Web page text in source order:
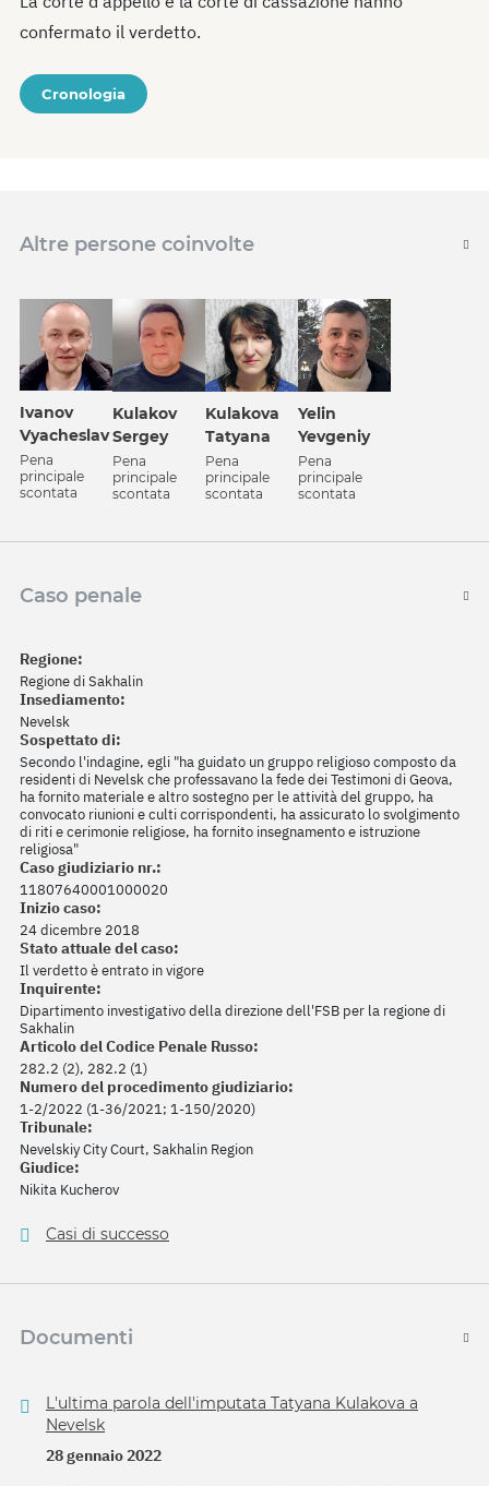
confermato il verdetto.
Cronologia
Altre persone coinvolte
Ivanov
Vyacheslav
Pena
principale
scontata
Kulakov
Sergey
Pena
principale
scontata
Kulakova
Tatyana
Pena
principale
scontata
Yelin
Yevgeniy
Pena
principale
scontata
Caso penale
Regione:
Regione di Sakhalin
Insediamento:
Nevelsk
Sospettato di:
Secondo l'indagine, egli "ha guidato un gruppo religioso composto da
residenti di Nevelsk che professavano la fede dei Testimoni di Geova,
ha fornito materiale e altro sostegno per le attività del gruppo, ha
convocato riunioni e culti corrispondenti, ha assicurato lo svolgimento
di riti e cerimonie religiose, ha fornito insegnamento e istruzione
religiosa"
Caso giudiziario nr.:
11807640001000020
Inizio caso:
24 dicembre 2018
Stato attuale del caso:
Il verdetto è entrato in vigore
Inquirente:
Dipartimento investigativo della direzione dell'FSB per la regione di
Sakhalin
Articolo del Codice Penale Russo:
282.2 (2), 282.2 (1)
Numero del procedimento giudiziario:
1-2/2022 (1-36/2021; 1-150/2020)
Tribunale:
Nevelskiy City Court, Sakhalin Region
Giudice:
Nikita Kucherov
Casi di successo
Documenti
L'ultima parola dell'imputata Tatyana Kulakova a
Nevelsk
28 gennaio 2022